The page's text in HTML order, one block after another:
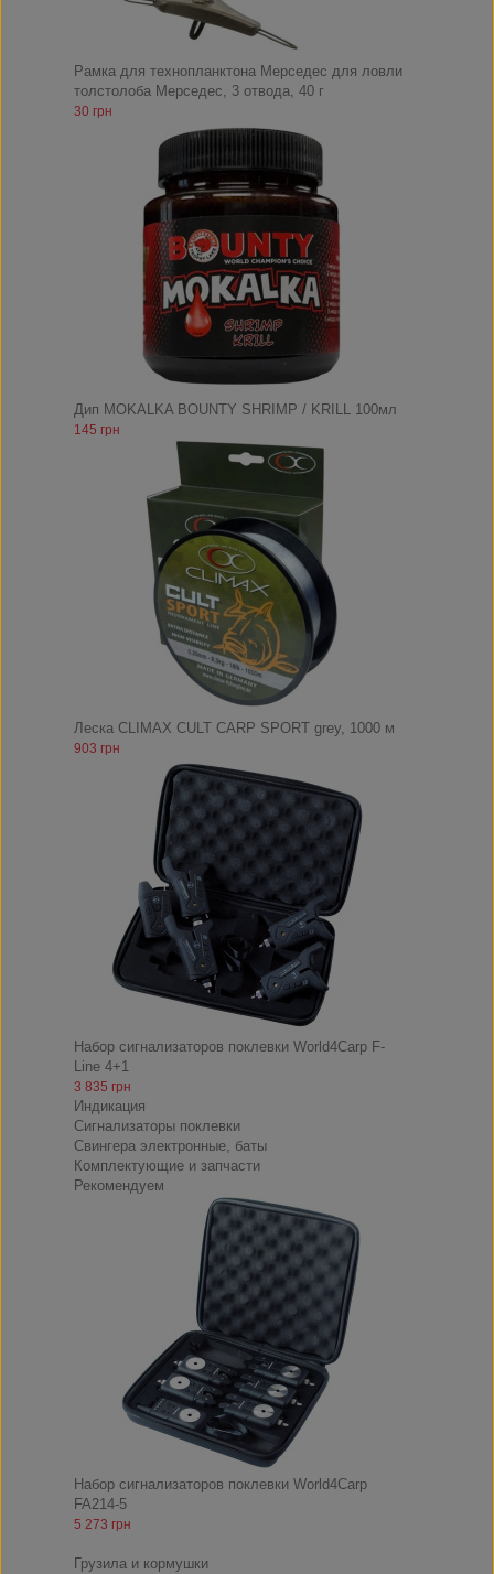
Рамка для технопланктона Мерседес для ловли
толстолоба Мерседес, 3 отвода, 40 г
30 грн
Дип MOKALKA BOUNTY SHRIMP / KRILL 100мл
145 грн
Леска CLIMAX CULT CARP SPORT grey, 1000 м
903 грн
Набор сигнализаторов поклевки World4Carp F-
Line 4+1
3 835 грн
Индикация
Сигнализаторы поклевки
Свингера электронные, баты
Комплектующие и запчасти
Рекомендуем
Набор сигнализаторов поклевки World4Carp
FA214-5
5 273 грн
Грузила и кормушки